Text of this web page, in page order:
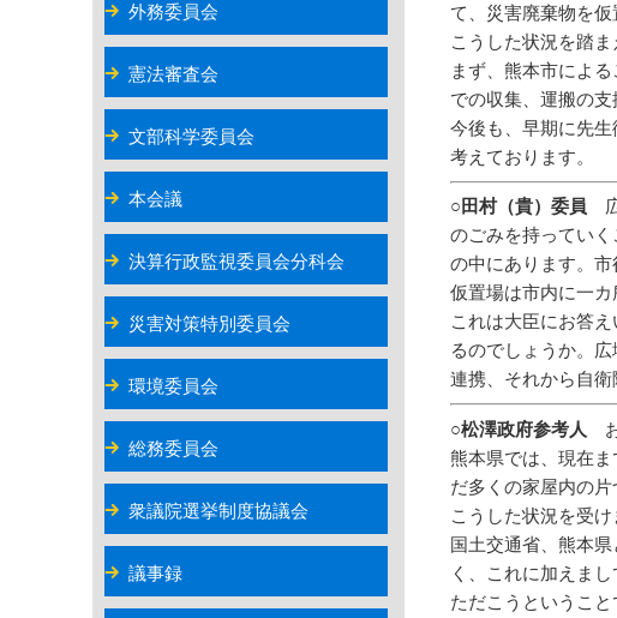
て、災害廃棄物を
こうした状況を踏
まず、熊本市によ
での収集、運搬の支
今後も、早期に先
考えております。
○田村（貴）委員
のごみを持ってい
の中にあります。
仮置場は市内に一カ
これは大臣にお答
るのでしょうか。
連携、それから自
○松澤政府参考人
熊本県では、現在
だ多くの家屋内の
こうした状況を受
国土交通省、熊本
く、これに加えま
ただこうというこ
外務委員会
憲法審査会
文部科学委員会
本会議
決算行政監視委員会分科会
災害対策特別委員会
環境委員会
総務委員会
衆議院選挙制度協議会
議事録